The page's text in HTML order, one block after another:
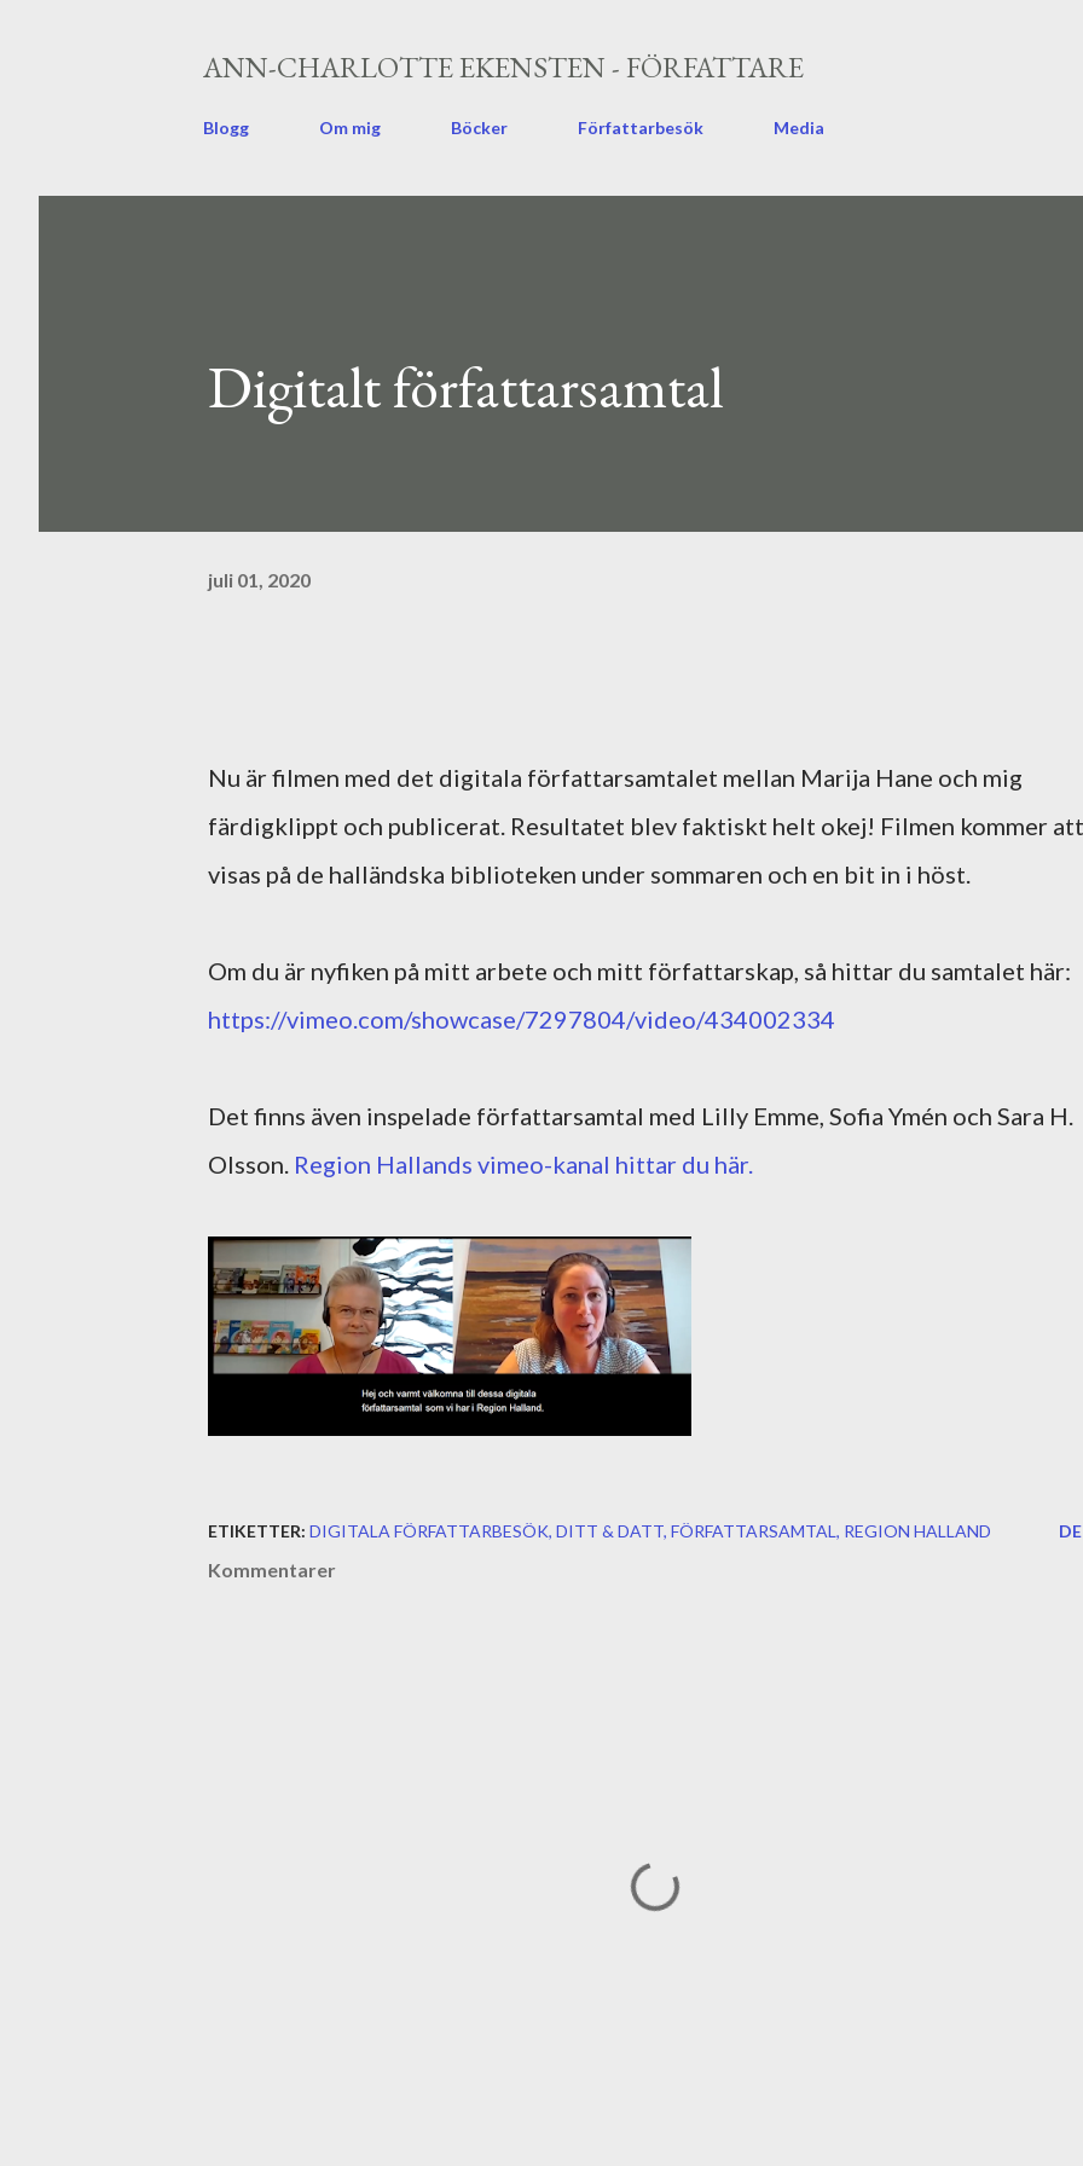
ANN-CHARLOTTE EKENSTEN - FÖRFATTARE
Blogg Om mig Böcker Författarbesök Media
Digitalt författarsamtal
juli 01, 2020
Nu är filmen med det digitala författarsamtalet mellan Marija Hane och mig
färdigklippt och publicerat. Resultatet blev faktiskt helt okej! Filmen kommer att
visas på de halländska biblioteken under sommaren och en bit in i höst.
Om du är nyfiken på mitt arbete och mitt författarskap, så hittar du samtalet här:
https://vimeo.com/showcase/7297804/video/434002334
Det finns även inspelade författarsamtal med Lilly Emme, Sofia Ymén och Sara H.
Olsson. Region Hallands vimeo-kanal hittar du här.
ETIKETTER: DIGITALA FÖRFATTARBESÖK DITT & DATT FÖRFATTARSAMTAL REGION HALLAND
Kommentarer